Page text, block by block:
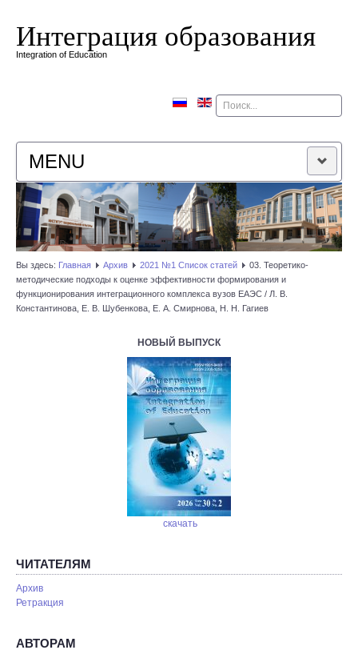
Интеграция образования
Integration of Education
Поиск
MENU
ГЛАВНАЯ
РЕДАКЦИОННАЯ КОЛЛЕГИЯ
РЕДАКЦИОННАЯ ПОЛИТИКА
Вы здесь: Главная Архив 2021 №1 Список статей
03. Теоретико-
методические подходы к оценке эффективности формирования и
функционирования интеграционного комплекса вузов ЕАЭС / Л. В.
Константинова, Е. В. Шубенкова, Е. А. Смирнова, Н. Н. Гагиев
НОВЫЙ ВЫПУСК
скачать
ЧИТАТЕЛЯМ
Архив
Ретракция
АВТОРАМ